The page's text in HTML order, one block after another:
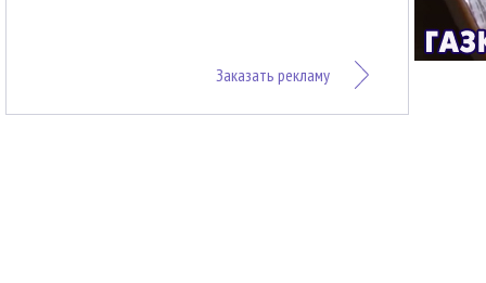
Заказать рекламу